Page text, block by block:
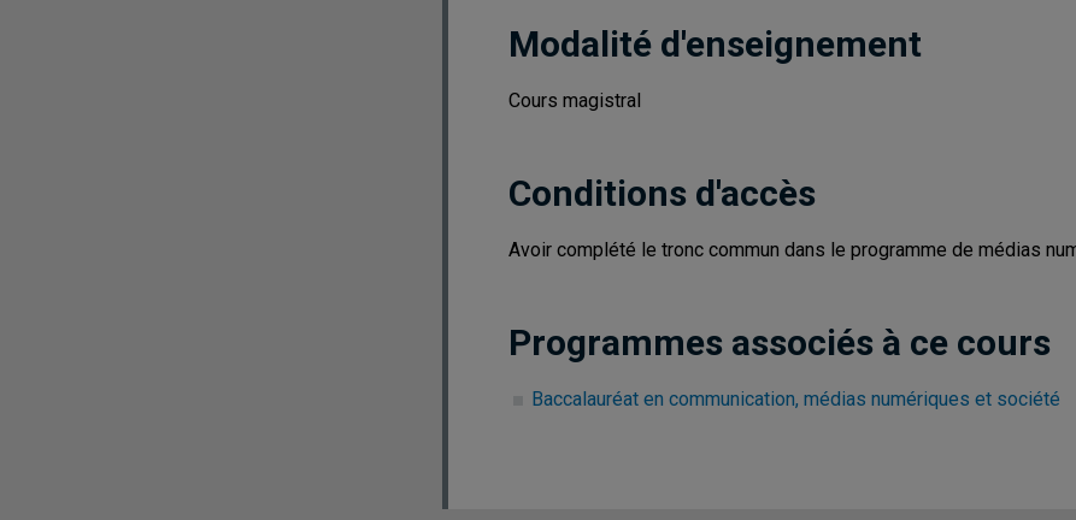
Modalité d'enseignement
Cours magistral
Conditions d'accès
Avoir complété le tronc commun dans le programme de médias
Programmes associés à ce cours
Baccalauréat en communication, médias numériques et société